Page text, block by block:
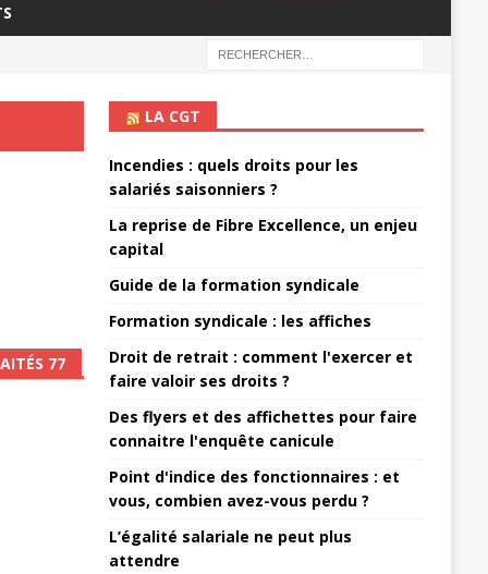
77
LA CGT
Incendies : quels droits pour les
salariés saisonniers ?
La reprise de Fibre Excellence, un enjeu
capital
Guide de la formation syndicale
Formation syndicale : les affiches
Droit de retrait : comment l'exercer et
faire valoir ses droits ?
Des flyers et des affichettes pour faire
connaitre l'enquête canicule
Point d'indice des fonctionnaires : et
vous, combien avez-vous perdu ?
L’égalité salariale ne peut plus
attendre